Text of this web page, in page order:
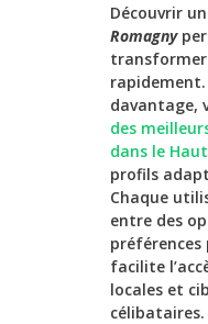
Découvrir un
Romagny
transformer
davantage,
des
dans le
profils
Chaque
entre des
préférences
facilite
locales et
célibataires.